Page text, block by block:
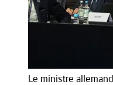
Le ministre